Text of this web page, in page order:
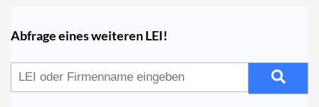
Abfrage eines weiteren LEI!